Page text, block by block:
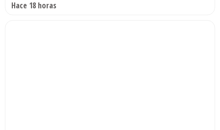
Hace 18 horas